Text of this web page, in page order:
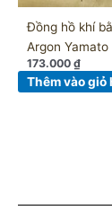
Đồng hồ khí
Argon Yamato
173.000 ₫
Thêm vào giỏ